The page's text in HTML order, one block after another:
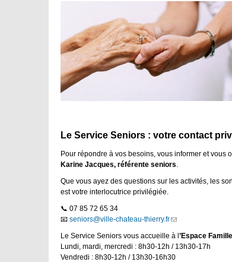
Le Service Seniors : votre contact
Pour répondre à vos besoins, vous informer et vous
Karine Jacques, référente seniors
Que vous ayez des questions sur les activités, les
est votre interlocutrice privilégiée.
📞 07 85 72 65 34
📧 seniors@ville-chateau-thierry.fr(link
e-
mail)
Le Service Seniors vous accueille à l’Espace
Lundi, mardi, mercredi : 8h30-12h / 13h30-17h
Vendredi : 8h30-12h / 13h30-16h30